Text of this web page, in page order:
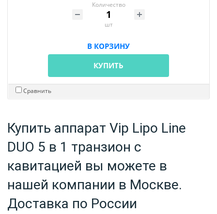
Количество
шт
В КОРЗИНУ
КУПИТЬ
Сравнить
Купить аппарат Vip Lipo Line
DUO 5 в 1 транзион с
кавитацией вы можете в
нашей компании в Москве.
Доставка по России